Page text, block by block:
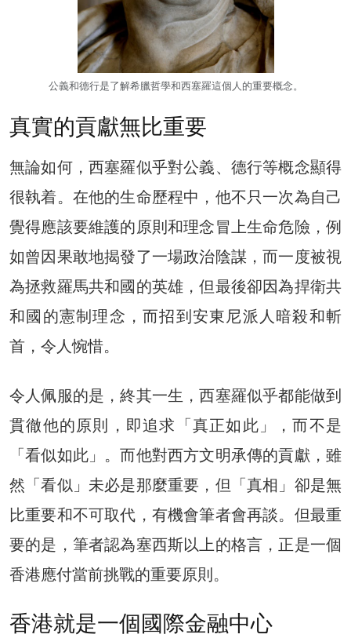
公義和德行是了解希臘哲學和西塞羅這個人的重要概念。
真實的貢獻無比重要
無論如何，西塞羅似乎對公義、德行等概念顯得
很執着。在他的生命歷程中，他不只一次為自己
覺得應該要維護的原則和理念冒上生命危險，例
如曾因果敢地揭發了一場政治陰謀，而一度被視
為拯救羅馬共和國的英雄，但最後卻因為捍衛共
和國的憲制理念，而招到安東尼派人暗殺和斬
首，令人惋惜。
令人佩服的是，終其一生，西塞羅似乎都能做到
貫徹他的原則，即追求「真正如此」，而不是
「看似如此」。而他對西方文明承傳的貢獻，雖
然「看似」未必是那麼重要，但「真相」卻是無
比重要和不可取代，有機會筆者會再談。但最重
要的是，筆者認為塞西斯以上的格言，正是一個
香港應付當前挑戰的重要原則。
香港就是一個國際金融中心